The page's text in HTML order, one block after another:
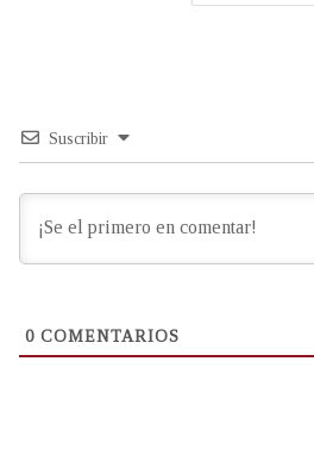
Suscribir
0 COMENTARIOS